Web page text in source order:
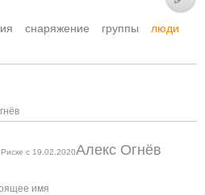
снаряжение группы
люди
Алекс Огнёв
с 19.02.2020
имя